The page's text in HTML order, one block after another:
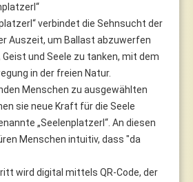
verbindet die Sehnsucht der
Auszeit, um Ballast abzuwerfen
und Seele zu tanken, mit dem
in der freien Natur.
Menschen zu ausgewählten
sie neue Kraft für die Seele
„Seelenplatzerl“. An diesen
Menschen intuitiv, dass "da
wird digital mittels QR-Code, der